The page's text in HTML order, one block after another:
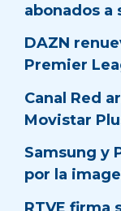
abonados
DAZN
Premier
Canal Red
Movistar
Samsung y
por la